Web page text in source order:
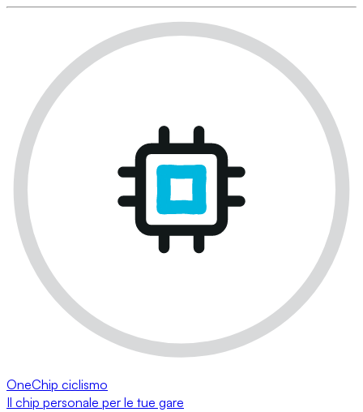
OneChip ciclismo
Il chip personale per le tue gare